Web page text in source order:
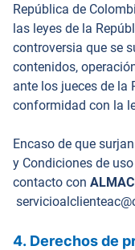
República de
las leyes de la
controversia que se
contenidos,
ante los jueces de la
conformidad con la
Encaso de que
y Condiciones de
contacto con
4. Derechos de